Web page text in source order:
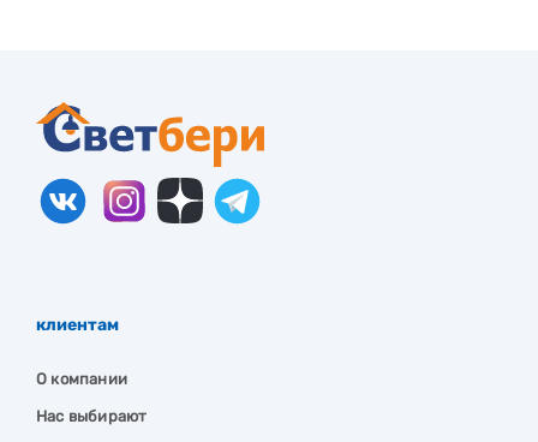
клиентам
О компании
Нас выбирают